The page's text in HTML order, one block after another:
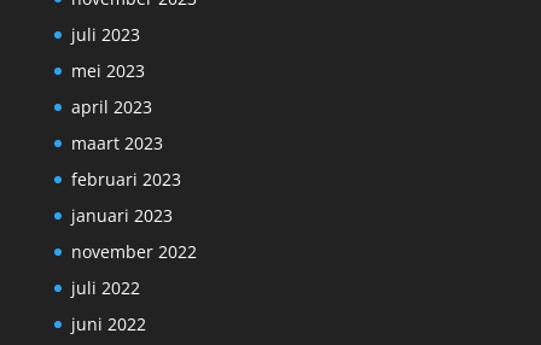
juli 2023
mei 2023
april 2023
maart 2023
februari 2023
januari 2023
november 2022
juli 2022
juni 2022